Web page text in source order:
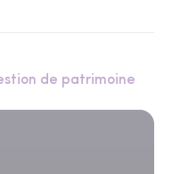
de patrimoine